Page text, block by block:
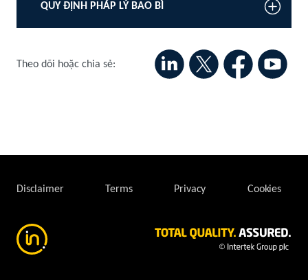
QUY ĐỊNH PHÁP LÝ BAO BÌ
Theo dõi hoặc chia sẻ:
Disclaimer Terms Privacy Cookies